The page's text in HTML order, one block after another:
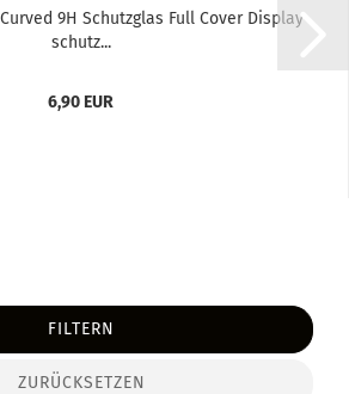
9H Schutz­glas Full Cover Dis­play­
schutz...
6,90 EUR
FILTERN
ZURÜCKSETZEN